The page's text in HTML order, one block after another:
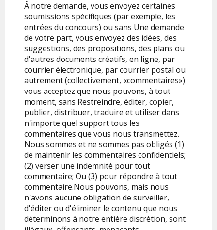
Â notre demande, vous envoyez certaines
soumissions spécifiques (par exemple, les
entrées du concours) ou sans Une demande
de votre part, vous envoyez des idées, des
suggestions, des propositions, des plans ou
d'autres documents créatifs, en ligne, par
courrier électronique, par courrier postal ou
autrement (collectivement, «commentaires»),
vous acceptez que nous pouvons, à tout
moment, sans Restreindre, éditer, copier,
publier, distribuer, traduire et utiliser dans
n'importe quel support tous les
commentaires que vous nous transmettez.
Nous sommes et ne sommes pas obligés (1)
de maintenir les commentaires confidentiels;
(2) verser une indemnité pour tout
commentaire; Ou (3) pour répondre à tout
commentaire.Nous pouvons, mais nous
n'avons aucune obligation de surveiller,
d'éditer ou d'éliminer le contenu que nous
déterminons à notre entière discrétion, sont